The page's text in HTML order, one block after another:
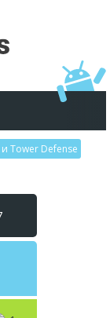
и Tower Defense